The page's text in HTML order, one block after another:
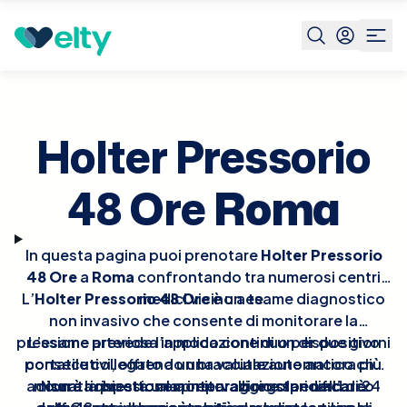
Prenota visita Roma
Holter Pressorio
48 OreRoma
In questa pagina puoi prenotareHolter Pressorio
48 Orea Roma confrontando tra numerosi centri
medici vicino a te.
L’Holter Pressorio 48 Oreè un esame diagnostico
non invasivo che consente di monitorare la
pressione arteriosa in modo continuo per due giorni
consecutivi, offrendo una valutazione ancora più
accurata rispetto al monitoraggio standard di 24
L’esame prevede l’applicazione di un dispositivo
portatile collegato a un bracciale automatico che
misura la pressione a intervalli regolari nell’arco
Non è richiesta una preparazione specifica: è